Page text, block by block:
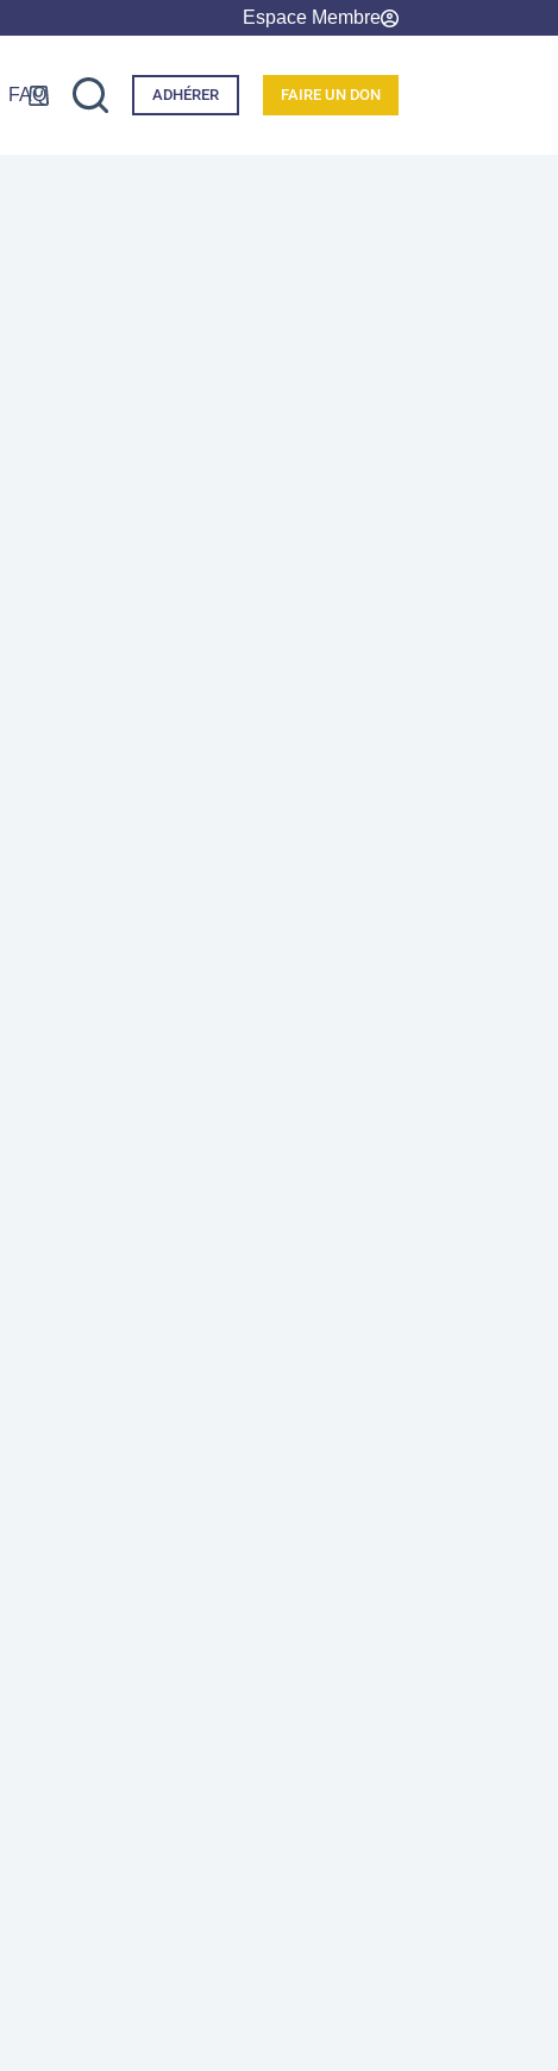
Espace Membre
FAQ ADHÉRER FAIRE UN DON